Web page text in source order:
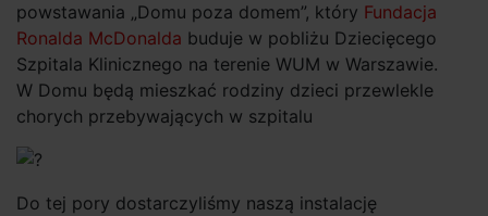
powstawania „Domu poza domem”, który Fundacja
Ronalda McDonalda buduje w pobliżu Dziecięcego
Szpitala Klinicznego na terenie WUM w Warszawie.
W Domu będą mieszkać rodziny dzieci przewlekle
chorych przebywających w szpitalu
Do tej pory dostarczyliśmy naszą instalację